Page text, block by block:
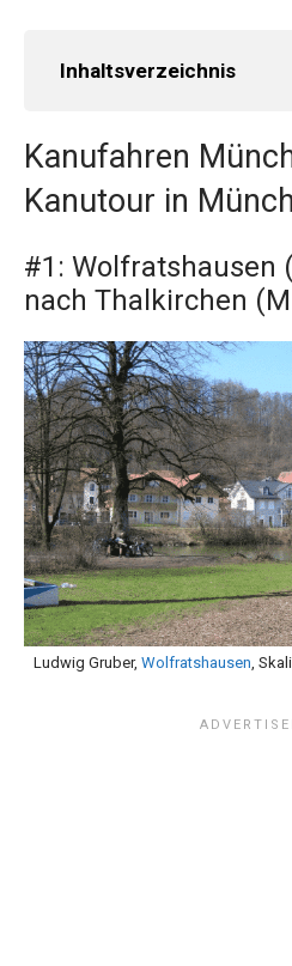
Inhaltsverzeichnis
Kanufahren
Kanutour in
#1: Wolfratshausen
nach Thalkirchen
Ludwig Gruber, Wolfratshausen,